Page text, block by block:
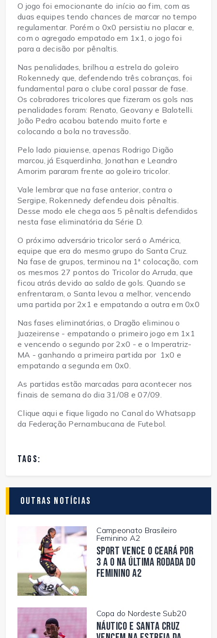
O jogo foi emocionante do início ao fim, com as
duas equipes tendo chances de marcar no tempo
regulamentar. Porém o 0x0 persistiu no placar e,
com o agregado empatado em 1x1, o jogo foi
para a decisão por pênaltis.
Nas penalidades, brilhou a estrela do goleiro
Rokennedy que, defendendo três cobranças, foi
fundamental para o clube coral passar de fase.
Os cobradores tricolores que fizeram os gols nas
penalidades foram: Renato, Geovany e Balotelli.
João Pedro acabou batendo muito forte e
colocando a bola no travessão.
Pelo lado piauiense, apenas Rodrigo Digão
marcou, já Esquerdinha, Jonathan e Leandro
Amorim pararam frente ao goleiro tricolor.
Vale lembrar que na fase anterior, contra o
Sergipe, Rokennedy defendeu dois pênaltis.
Desse modo ele chega aos 5 pênaltis defendidos
nesta fase eliminatória da Série D.
O próximo adversário tricolor será o América,
equipe que era do mesmo grupo do Santa Cruz.
Na fase de grupos, terminou na 1ª colocação, com
os mesmos 27 pontos do Tricolor do Arruda, que
ficou atrás devido ao saldo de gols. Quando se
enfrentaram, o Santa levou a melhor, vencendo
uma partida por 2x1 e empatando a outra em 0x0
Nas fases eliminatórias, o Dragão eliminou o
Juazeirense - empatando o primeiro jogo em 1x1
e vencendo o segundo por 2x0 - e o Imperatriz-
MA - ganhando a primeira partida por 1x0 e
empatando a segunda em 0x0.
As partidas estão marcadas para acontecer nos
finais de semana do dia 31/08 e 07/09.
Clique aqui e fique ligado no Canal do Whatsapp
da Federação Pernambucana de Futebol.
TAGS:
Outras Notícias
Campeonato Brasileiro
Feminino A2
Sport vence o Ceará por
3 a 0 na última rodada do
Feminino A2
Copa do Nordeste Sub20
Náutico e Santa Cruz